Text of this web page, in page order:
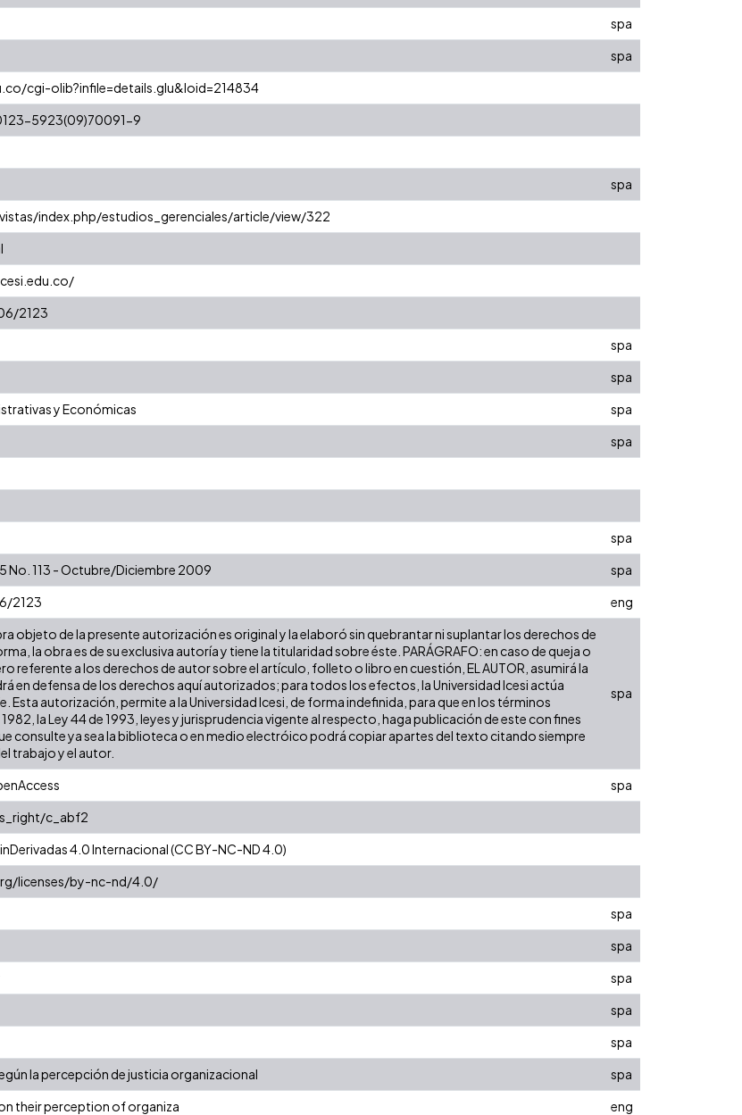
spa
spa
cgi-olib?infile=details.glu&loid=214834
5923(09)70091-9
spa
index.php/estudios_gerenciales/article/view/322
2123
spa
spa
y Económicas
spa
spa
spa
No. 113 - Octubre/Diciembre 2009
spa
2123 eng
objeto de la presente autorización es original y la elaboró sin quebrantar ni suplantar los derechos de
la obra es de su exclusiva autoría y tiene la titularidad sobre éste. PARÁGRAFO: en caso de queja o
referente a los derechos de autor sobre el artículo, folleto o libro en cuestión, EL AUTOR, asumirá la
en defensa de los derechos aquí autorizados; para todos los efectos, la Universidad Icesi actúa
Esta autorización, permite a la Universidad Icesi, de forma indefinida, para que en los términos
la Ley 44 de 1993, leyes y jurisprudencia vigente al respecto, haga publicación de este con fines
consulte ya sea la biblioteca o en medio electróico podrá copiar apartes del texto citando siempre
trabajo y el autor.
spa
spa
c_abf2
4.0 Internacional (CC BY-NC-ND 4.0)
licenses/by-nc-nd/4.0/
spa
spa
spa
spa
spa
la percepción de justicia organizacional
spa
their perception of organiza
eng